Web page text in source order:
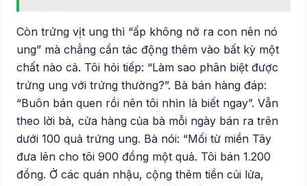
Còn trứng vịt ung thì “ấp không nở ra con nên nó
ung” mà chẳng cần tác động thêm vào bất kỳ một
chất nào cả. Tôi hỏi tiếp: “Làm sao phân biệt được
trứng ung với trứng thường?”. Bà bán hàng đáp:
“Buôn bán quen rồi nên tôi nhìn là biết ngay”. Vẫn
theo lời bà, cửa hàng của bà mỗi ngày bán ra trên
dưới 100 quả trứng ung. Bà nói: “Mối từ miền Tây
đưa lên cho tôi 900 đồng một quả. Tôi bán 1.200
đồng. Ở các quán nhậu, cộng thêm tiền củi lửa,